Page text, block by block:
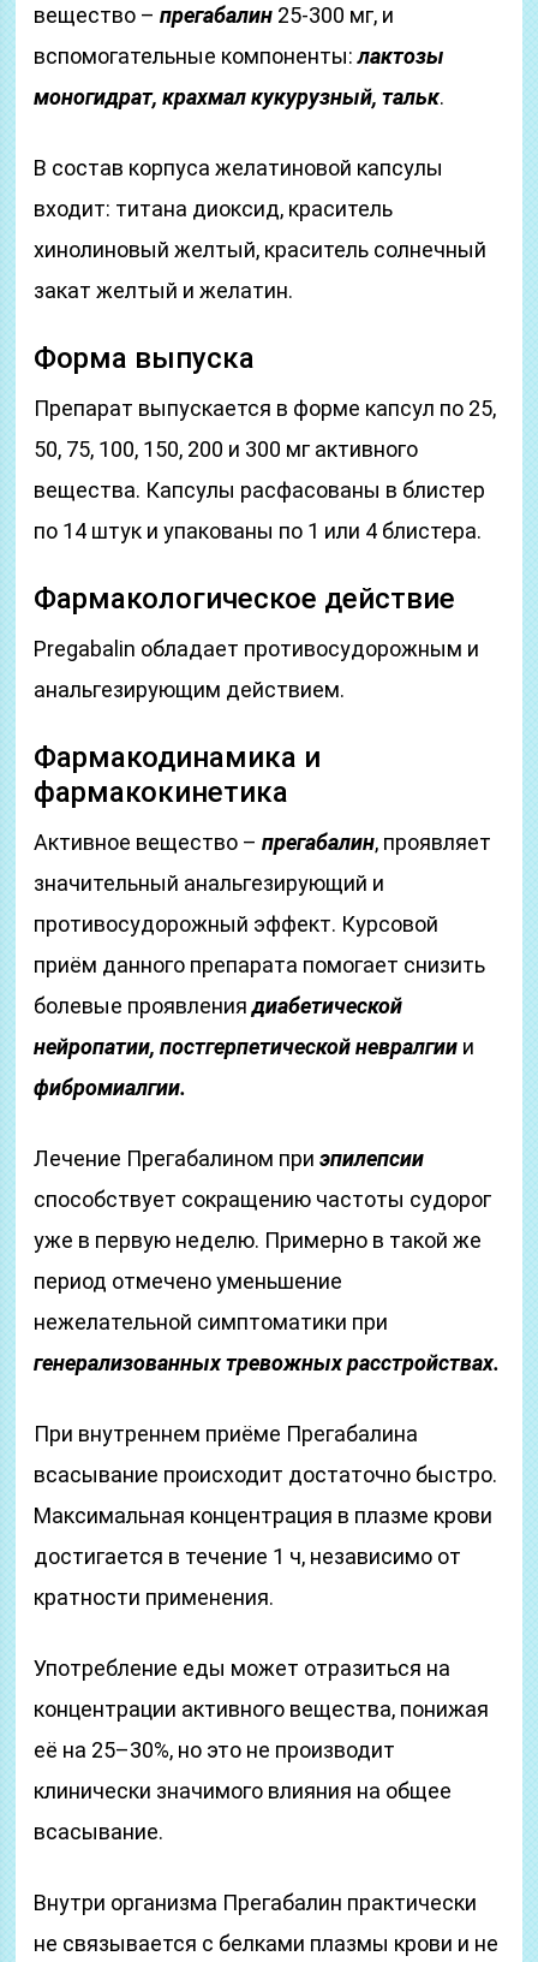
вещество –прегабалин 25-300 мг, и
вспомогательные компоненты:лактозы
моногидрат, крахмал кукурузный, тальк.
В состав корпуса желатиновой капсулы
входит: титана диоксид, краситель
хинолиновый желтый, краситель солнечный
закат желтый и желатин.
Форма выпуска
Препарат выпускается в форме капсул по 25,
50, 75, 100, 150, 200 и 300 мг активного
вещества. Капсулы расфасованы в блистер
по 14 штук и упакованы по 1 или 4 блистера.
Фармакологическое действие
Pregabalin обладает противосудорожным и
анальгезирующим действием.
Фармакодинамика и
фармакокинетика
Активное вещество –прегабалин, проявляет
значительный анальгезирующий и
противосудорожный эффект. Курсовой
приём данного препарата помогает снизить
болевые проявлениядиабетической
нейропатии, постгерпетической невралгии и
фибромиалгии.
Лечение Прегабалином приэпилепсии
способствует сокращению частоты судорог
уже в первую неделю. Примерно в такой же
период отмечено уменьшение
нежелательной симптоматики при
генерализованных тревожных расстройствах.
При внутреннем приёме Прегабалина
всасывание происходит достаточно быстро.
Максимальная концентрация в плазме крови
достигается в течение 1 ч, независимо от
кратности применения.
Употребление еды может отразиться на
концентрации активного вещества, понижая
её на 25–30%, но это не производит
клинически значимого влияния на общее
всасывание.
Внутри организма Прегабалин практически
не связывается с белками плазмы крови и не